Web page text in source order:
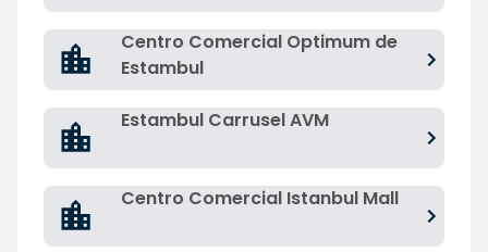
Centro Comercial Optimum de
Estambul
Estambul Carrusel AVM
Centro Comercial Istanbul Mall